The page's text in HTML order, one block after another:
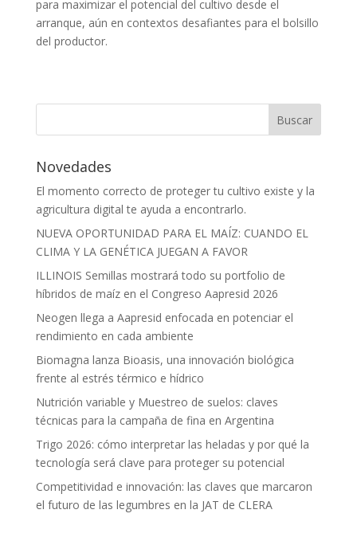
para maximizar el potencial del cultivo desde el
arranque, aún en contextos desafiantes para el bolsillo
del productor.
Novedades
El momento correcto de proteger tu cultivo existe y la
agricultura digital te ayuda a encontrarlo.
NUEVA OPORTUNIDAD PARA EL MAÍZ: CUANDO EL
CLIMA Y LA GENÉTICA JUEGAN A FAVOR
ILLINOIS Semillas mostrará todo su portfolio de
híbridos de maíz en el Congreso Aapresid 2026
Neogen llega a Aapresid enfocada en potenciar el
rendimiento en cada ambiente
Biomagna lanza Bioasis, una innovación biológica
frente al estrés térmico e hídrico
Nutrición variable y Muestreo de suelos: claves
técnicas para la campaña de fina en Argentina
Trigo 2026: cómo interpretar las heladas y por qué la
tecnología será clave para proteger su potencial
Competitividad e innovación: las claves que marcaron
el futuro de las legumbres en la JAT de CLERA